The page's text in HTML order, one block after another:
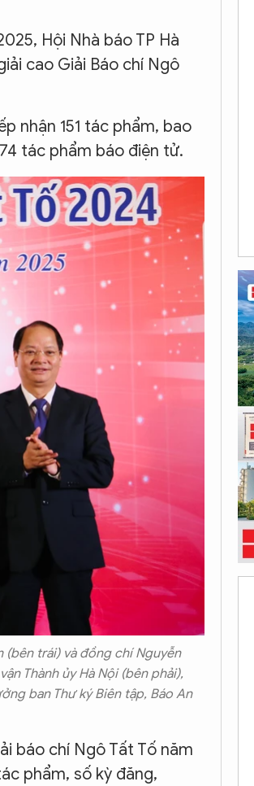
Hội Nhà báo TP Hà
cao Giải Báo chí Ngô
nhận 151 tác phẩm, bao
tác phẩm báo điện tử.
trái) và đồng chí Nguyễn
Thành ủy Hà Nội (bên phải),
ban Thư ký Biên tập, Báo An
báo chí Ngô Tất Tố năm
phẩm, số kỳ đăng,